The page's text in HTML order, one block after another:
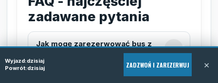
zadawane pytania
Jak mogę zarezerwować bus z
Wyjazd:dzisiaj
Powrót:dzisiaj ZADZWOŃ I ZAREZERWUJ ×